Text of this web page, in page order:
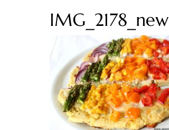
IMG_2178_new